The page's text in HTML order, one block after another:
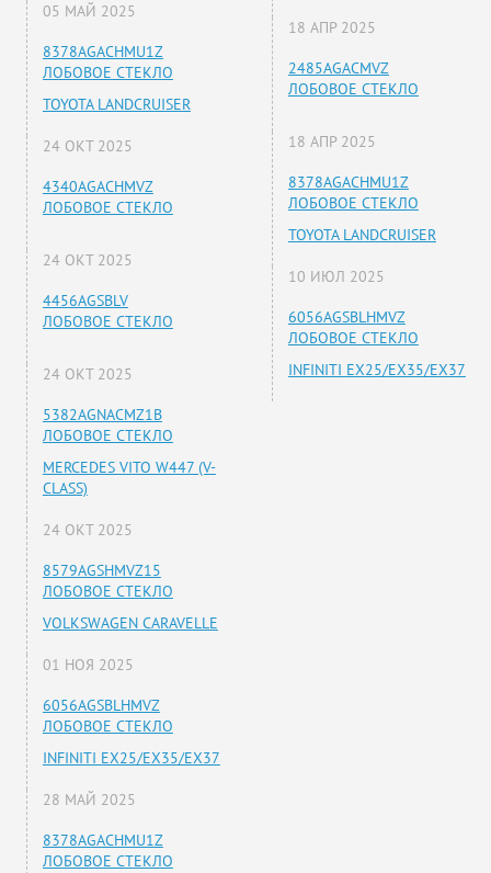
05 МАЙ 2025
8378AGACHMU1Z
ЛОБОВОЕ СТЕКЛО
TOYOTA LANDCRUISER
24 ОКТ 2025
4340AGACHMVZ
ЛОБОВОЕ СТЕКЛО
24 ОКТ 2025
4456AGSBLV
ЛОБОВОЕ СТЕКЛО
24 ОКТ 2025
5382AGNACMZ1B
ЛОБОВОЕ СТЕКЛО
MERCEDES VITO W447 (V-
CLASS)
24 ОКТ 2025
8579AGSHMVZ15
ЛОБОВОЕ СТЕКЛО
VOLKSWAGEN CARAVELLE
01 НОЯ 2025
6056AGSBLHMVZ
ЛОБОВОЕ СТЕКЛО
INFINITI EX25/EX35/EX37
28 МАЙ 2025
8378AGACHMU1Z
ЛОБОВОЕ СТЕКЛО
18 АПР 2025
2485AGACMVZ
ЛОБОВОЕ СТЕКЛО
18 АПР 2025
8378AGACHMU1Z
ЛОБОВОЕ СТЕКЛО
TOYOTA LANDCRUISER
10 ИЮЛ 2025
6056AGSBLHMVZ
ЛОБОВОЕ СТЕКЛО
INFINITI EX25/EX35/EX37